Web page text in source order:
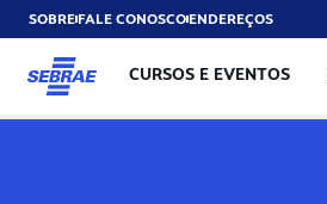
SOBREFALE CONOSCOENDEREÇOS
CURSOS E EVENTOS